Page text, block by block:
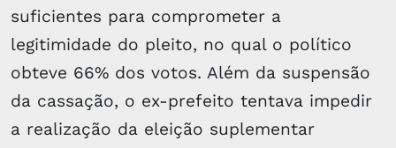
suficientes para comprometer a
legitimidade do pleito, no qual o político
obteve 66% dos votos. Além da suspensão
da cassação, o ex-prefeito tentava impedir
a realização da eleição suplementar